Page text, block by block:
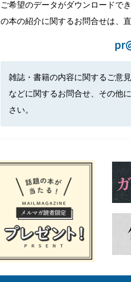
ご希望のデータがダウンロードで
の本の紹介に関するお問合せは、
雑誌・書籍の内容に関するご意
などに関するお問合せ、その他
さい。